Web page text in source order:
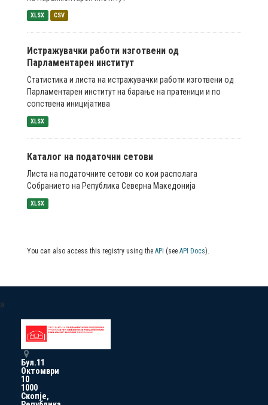
XLSX CSV
Истражувачки работи изготвени од
Парламентарен институт
Статистика и листа на истражувачки работи изготвени од
Парламентарен институт на барање на пратеници и по
сопствена иницијатива
XLSX
Каталог на податочни сетови
Листа на податочните сетови со кои располага
Собранието на Република Северна Македонија
XLSX
You can also access this registry using the API (see API Docs).
a
Бул.11
Октомври
10
1000
Скопје,